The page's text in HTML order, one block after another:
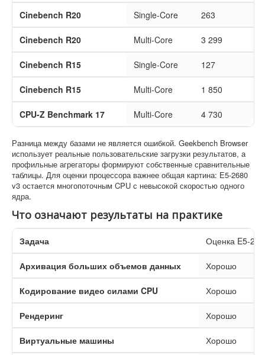
Cinebench R20 Single-Core 263
Cinebench R20 Multi-Core 3 299
Cinebench R15 Single-Core 127
Cinebench R15 Multi-Core 1 850
CPU-Z Benchmark 17 Multi-Core 4 730
Разница между базами не является ошибкой. Geekbench Browser
использует реальные пользовательские загрузки результатов, а
профильные агрегаторы формируют собственные сравнительные
таблицы. Для оценки процессора важнее общая картина: E5-2680
v3 остается многопоточным CPU с невысокой скоростью одного
ядра.
Что означают результаты на практике
Задача Оценка E5-
Архивация больших объемов данных Хорошо
Кодирование видео силами CPU Хорошо
Рендеринг Хорошо
Виртуальные машины Хорошо